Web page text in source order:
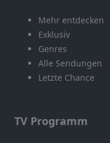
Mehr entdecken
Exklusiv
Genres
Alle Sendungen
Letzte Chance
TV Programm